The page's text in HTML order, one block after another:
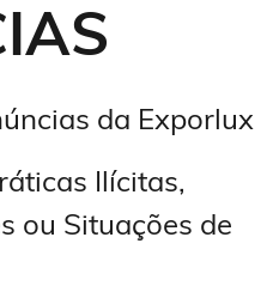
da Exporlux
Ilícitas,
ou Situações de